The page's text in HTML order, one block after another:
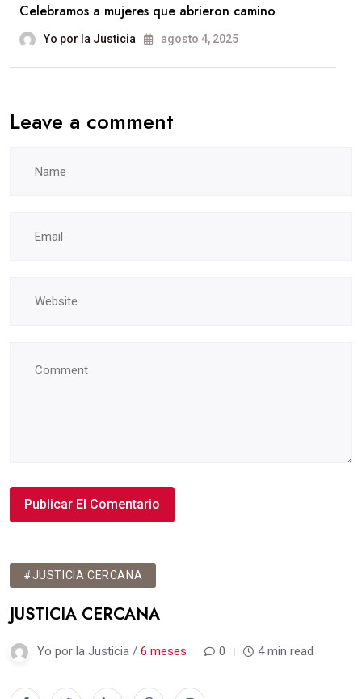
Celebramos a mujeres que abrieron camino
Yo por la Justicia agosto 4, 2025
Leave a comment
#JUSTICIA CERCANA
JUSTICIA CERCANA
Yo por la Justicia / 6 meses 0 4 min read